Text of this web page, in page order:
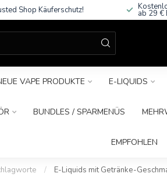
Shop Käuferschutz! ab 29
VAPE PRODUKTE E-LIQUIDS
BUNDLES / SPARMENÜS
EMPFOHLEN
/ E-Liquids mit Getränke-